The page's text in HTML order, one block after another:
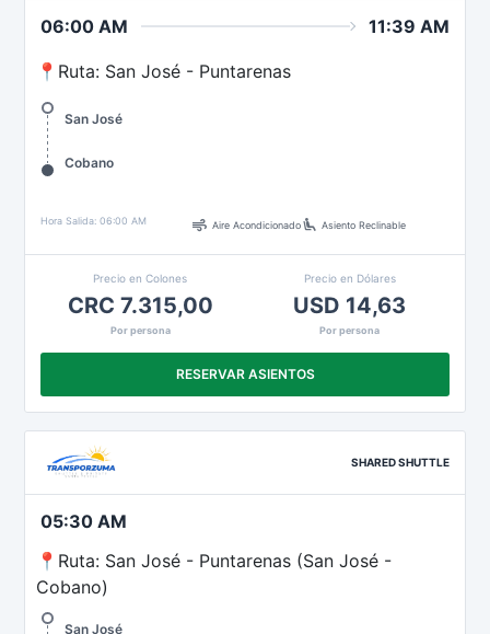
06:00 AM 11:39 AM
📍Ruta: San José - Puntarenas
San José
Cobano
Precio en Colones
CRC 7.315,00
Por persona
Precio en Dólares
USD 14,63
Por persona
Hora Salida: 06:00 AM air Aire Acondicionadoairline_seat_recline_extra Asiento Reclinable
RESERVAR ASIENTOS
SHARED SHUTTLE
05:30 AM
📍Ruta: San José - Puntarenas (San José -
Cobano)
San José